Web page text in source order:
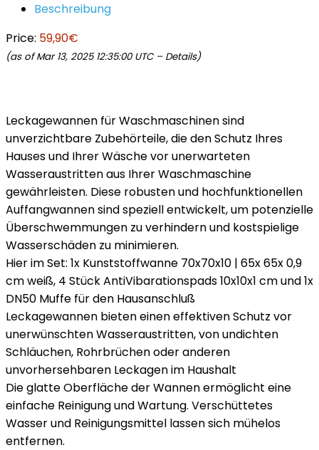
Beschreibung
Price: 59,90€
(as of Mar 13, 2025 12:35:00 UTC – Details)
Leckagewannen für Waschmaschinen sind
unverzichtbare Zubehörteile, die den Schutz Ihres
Hauses und Ihrer Wäsche vor unerwarteten
Wasseraustritten aus Ihrer Waschmaschine
gewährleisten. Diese robusten und hochfunktionellen
Auffangwannen sind speziell entwickelt, um potenzielle
Überschwemmungen zu verhindern und kostspielige
Wasserschäden zu minimieren.
Hier im Set: 1x Kunststoffwanne 70x70x10 | 65x 65x 0,9
cm weiß, 4 Stück AntiVibarationspads 10x10x1 cm und 1x
DN50 Muffe für den Hausanschluß
Leckagewannen bieten einen effektiven Schutz vor
unerwünschten Wasseraustritten, von undichten
Schläuchen, Rohrbrüchen oder anderen
unvorhersehbaren Leckagen im Haushalt
Die glatte Oberfläche der Wannen ermöglicht eine
einfache Reinigung und Wartung. Verschüttetes
Wasser und Reinigungsmittel lassen sich mühelos
entfernen.